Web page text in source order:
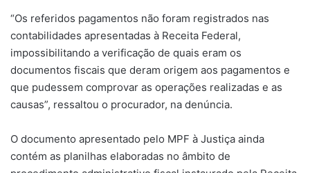
“Os referidos pagamentos não foram registrados nas
contabilidades apresentadas à Receita Federal,
impossibilitando a verificação de quais eram os
documentos fiscais que deram origem aos pagamentos e
que pudessem comprovar as operações realizadas e as
causas”, ressaltou o procurador, na denúncia.
O documento apresentado pelo MPF à Justiça ainda
contém as planilhas elaboradas no âmbito de